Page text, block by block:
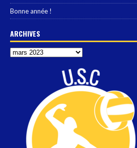
Bonne année !
ARCHIVES